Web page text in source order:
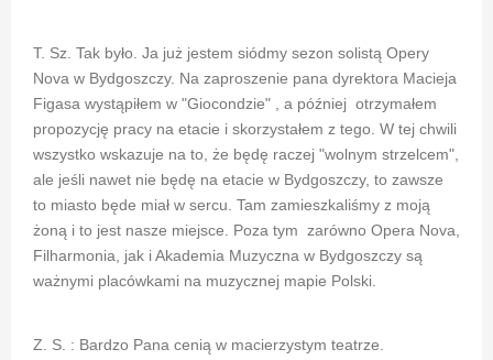
T. Sz. Tak było. Ja już jestem siódmy sezon solistą Opery
Nova w Bydgoszczy. Na zaproszenie pana dyrektora Macieja
Figasa wystąpiłem w "Giocondzie" , a później otrzymałem
propozycję pracy na etacie i skorzystałem z tego. W tej chwili
wszystko wskazuje na to, że będę raczej "wolnym strzelcem",
ale jeśli nawet nie będę na etacie w Bydgoszczy, to zawsze
to miasto będe miał w sercu. Tam zamieszkaliśmy z moją
żoną i to jest nasze miejsce. Poza tym zarówno Opera Nova,
Filharmonia, jak i Akademia Muzyczna w Bydgoszczy są
ważnymi placówkami na muzycznej mapie Polski.
Z. S. : Bardzo Pana cenią w macierzystym teatrze.